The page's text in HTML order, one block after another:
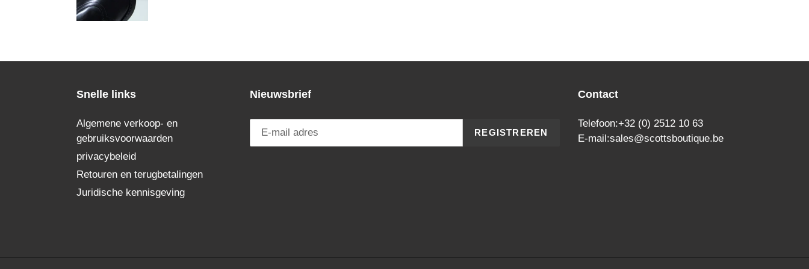
Snelle links
Algemene verkoop- en
gebruiksvoorwaarden
privacybeleid
Retouren en terugbetalingen
Juridische kennisgeving
Nieuwsbrief
REGISTREREN
Contact
Telefoon:+32 (0) 2512 10 63
E-mail:sales@scottsboutique.be